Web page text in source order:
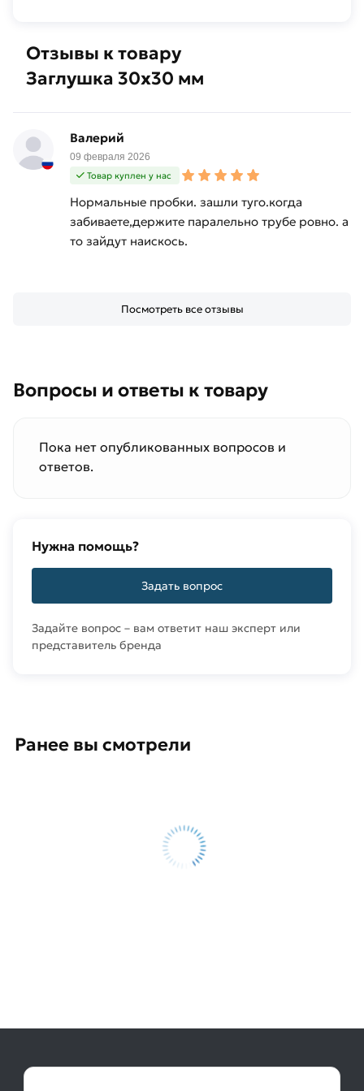
Отзывы к товару
Заглушка 30х30 мм
Валерий
09 февраля 2026
Товар куплен у нас
Нормальные пробки. зашли туго.когда
забиваете,держите паралельно трубе ровно. а
то зайдут наискось.
Посмотреть все отзывы
Вопросы и ответы к товару
Пока нет опубликованных вопросов и
ответов.
Нужна помощь?
Задать вопрос
Задайте вопрос – вам ответит наш эксперт или
представитель бренда
Ранее вы смотрели